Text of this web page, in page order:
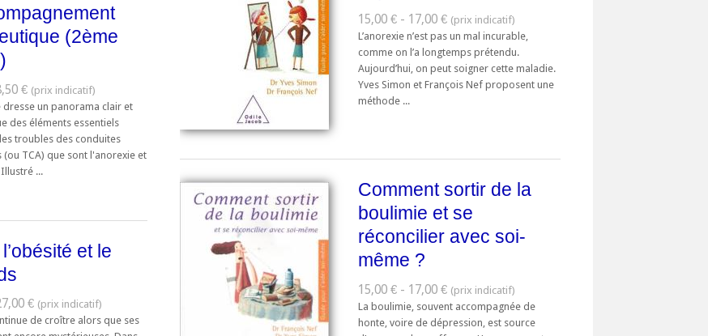
(2ème
€
dresse un panorama clair et
des éléments essentiels
troubles des conduites
(ou TCA) que sont l'anorexie et
...
et le
€
de croître alors que ses
15,00 € - 17,00 €
L’anorexie n’est pas un mal incurable,
comme on l’a longtemps prétendu.
Aujourd’hui, on peut soigner cette maladie.
Yves Simon et François Nef proposent une
méthode ...
Comment sortir de la
boulimie et se
réconcilier avec soi-
même ?
15,00 € - 17,00 €
La boulimie, souvent accompagnée de
honte, voire de dépression, est source